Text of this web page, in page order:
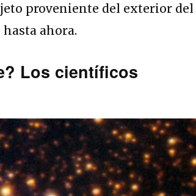
proveniente del exterior del
ahora.
Los científicos